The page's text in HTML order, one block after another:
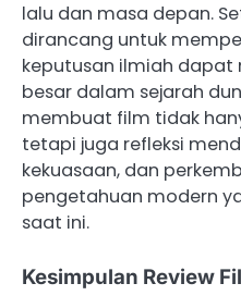
lalu dan masa depan.
dirancang untuk
keputusan ilmiah dapat
besar dalam sejarah
membuat film tidak
tetapi juga refleksi
kekuasaan, dan
pengetahuan modern
saat ini.
Kesimpulan Review